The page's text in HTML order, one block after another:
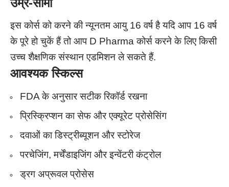
इस कोर्स को करने की न्यूनतम आयु 16 वर्ष है यदि आप 16 वर्ष
के पूरे हो चुकें हैं तो आप D Pharma कोर्स करने के लिए किसी
उच्च शैक्षणिक संस्थान एडमिशन ले सकते हैं.
आवश्यक स्किल्स
FDA के अनुसार सटीक रिकॉर्ड रखना
प्रिस्क्रिप्शन का सेफ और एक्यूरेट प्रोसेसिंग
दवाओं का डिस्ट्रीब्यूशन और स्टोरेज
परचेजिंग, मर्चेंडाइजिंग और इन्वेंटरी कंट्रोल
ड्रग अप्रूवल प्रोसेस